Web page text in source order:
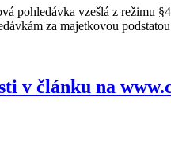
pohledávka vzešlá z režimu
za majetkovou
v článku na